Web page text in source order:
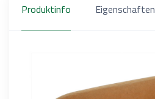
Produktinfo Eigenschaften